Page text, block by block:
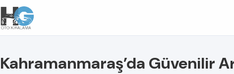
Kahramanmaraş’da Güvenilir